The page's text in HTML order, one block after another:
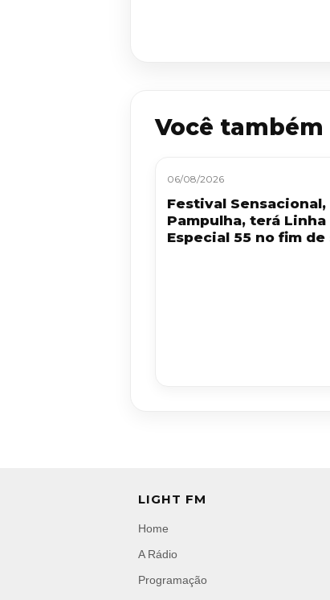
Você
06/08/2026
Festival Sensacional,
Pampulha, terá Linha
Especial 55 no fim de
LIGHT FM
Home
A Rádio
Programação